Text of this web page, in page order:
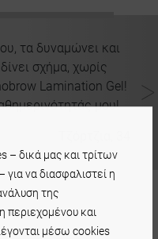
τα δυναμώνει και
σχήμα, χωρίς
Lamination Gel!
μου!
– δικά μας και τρίτων
να διασφαλιστεί η
της
περιεχομένου και
μέσω cookies